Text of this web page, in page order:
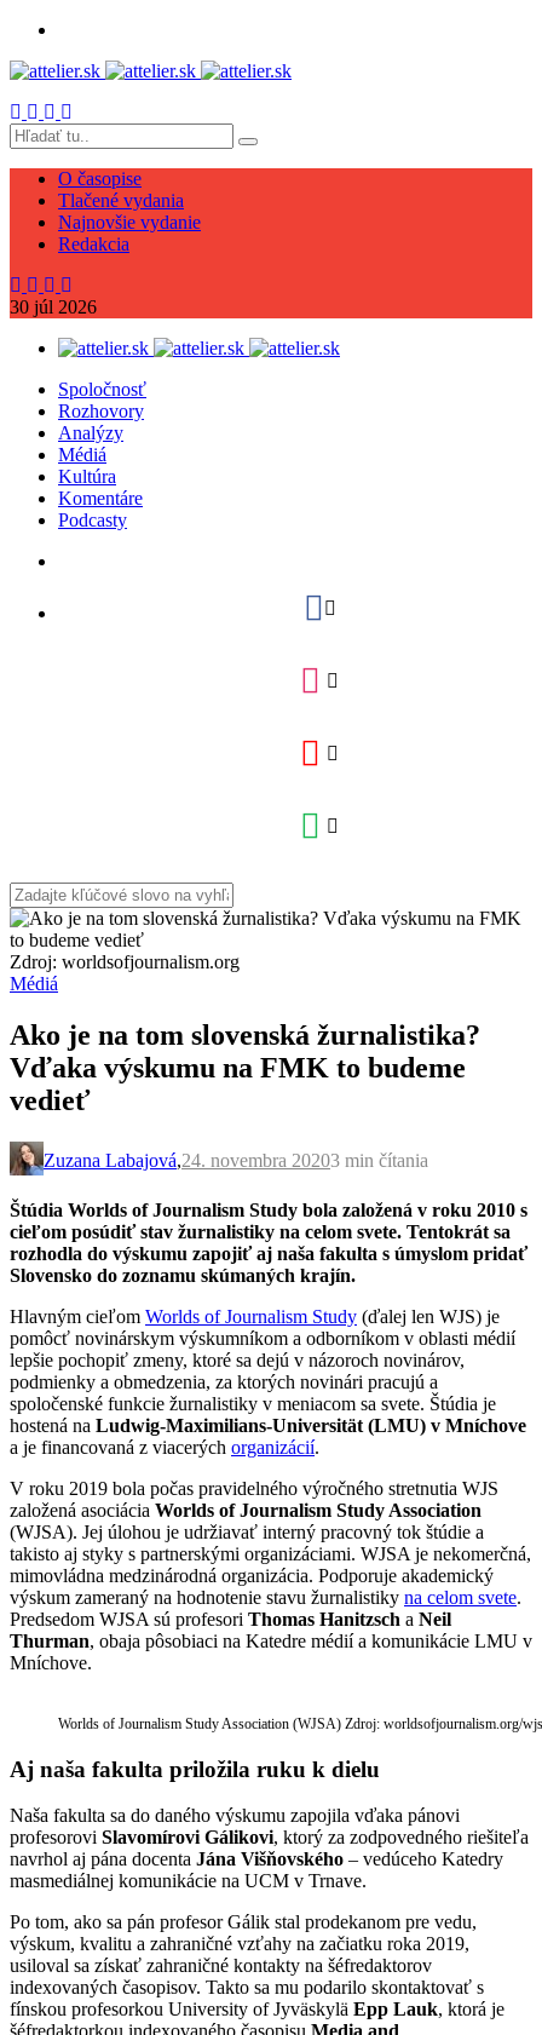
O časopise
Tlačené vydania
Najnovšie vydanie
Redakcia
30 júl 2026
Spoločnosť
Rozhovory
Analýzy
Médiá
Kultúra
Komentáre
Podcasty
Zdroj: worldsofjournalism.org
Médiá
Ako je na tom slovenská žurnalistika?
Vďaka výskumu na FMK to budeme
vedieť
Zuzana Labajová,24. novembra 20203 min čítania
Štúdia Worlds of Journalism Study bola založená v roku 2010 s
cieľom posúdiť stav žurnalistiky na celom svete. Tentokrát sa
rozhodla do výskumu zapojiť aj naša fakulta s úmyslom pridať
Slovensko do zoznamu skúmaných krajín.
Hlavným cieľom Worlds of Journalism Study (ďalej len WJS) je
pomôcť novinárskym výskumníkom a odborníkom v oblasti médií
lepšie pochopiť zmeny, ktoré sa dejú v názoroch novinárov,
podmienky a obmedzenia, za ktorých novinári pracujú a
spoločenské funkcie žurnalistiky v meniacom sa svete. Štúdia je
hostená na Ludwig-Maximilians-Universität (LMU) v Mníchove
a je financovaná z viacerých organizácií.
V roku 2019 bola počas pravidelného výročného stretnutia WJS
založená asociácia Worlds of Journalism Study Association
(WJSA). Jej úlohou je udržiavať interný pracovný tok štúdie a
takisto aj styky s partnerskými organizáciami. WJSA je nekomerčná,
mimovládna medzinárodná organizácia. Podporuje akademický
výskum zameraný na hodnotenie stavu žurnalistiky na celom svete.
Predsedom WJSA sú profesori Thomas Hanitzsch a Neil
Thurman, obaja pôsobiaci na Katedre médií a komunikácie LMU v
Mníchove.
Worlds of Journalism Study Association (WJSA) Zdroj: worldsofjournalism.org/
Aj naša fakulta priložila ruku k dielu
Naša fakulta sa do daného výskumu zapojila vďaka pánovi
profesorovi Slavomírovi Gálikovi, ktorý za zodpovedného riešiteľa
navrhol aj pána docenta Jána Višňovského – vedúceho Katedry
masmediálnej komunikácie na UCM v Trnave.
Po tom, ako sa pán profesor Gálik stal prodekanom pre vedu,
výskum, kvalitu a zahraničné vzťahy na začiatku roka 2019,
usiloval sa získať zahraničné kontakty na šéfredaktorov
indexovaných časopisov. Takto sa mu podarilo skontaktovať s
fínskou profesorkou University of Jyväskylä Epp Lauk, ktorá je